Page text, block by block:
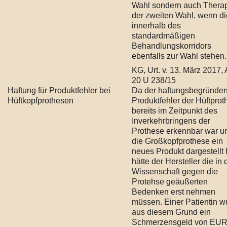
Wahl sondern auch
der zweiten Wahl, wenn
innerhalb des
standardmäßigen
Behandlungskorridors
ebenfalls zur Wahl stehen.
KG, Urt. v. 13. März 2017,
20 U 238/15
Haftung für Produktfehler bei
Hüftkopfprothesen
Da der
Produktfehler der
bereits im Zeitpunkt des
Inverkehrbringens der
Prothese erkennbar war
die Großkopfprothese ein
neues Produkt dargestellt
hätte der Hersteller die in
Wissenschaft gegen die
Protehse geäußerten
Bedenken erst nehmen
müssen. Einer Patientin
aus diesem Grund ein
Schmerzensgeld von EUR